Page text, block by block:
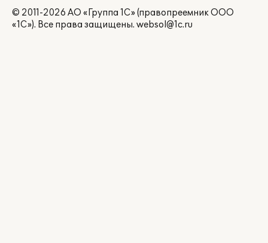
© 2011-2026 АО «Группа 1С» (правопреемник ООО
«1С»). Все права защищены. websol@1c.ru